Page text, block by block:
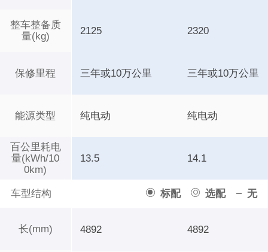
整车整备质
量(kg)
保修里程
能源类型
百公里耗电
量(kWh/10
0km)
车型结构 标配 选配 无
长(mm)
2125 2320
三年或10万公里 三年或10万公里
纯电动 纯电动
13.5 14.1
4892 4892